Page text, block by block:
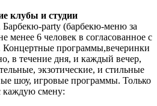
клубы и студии
party (барбекю-меню за
менее 6 человек в согласованное с
Концертные программы,вечеринки
в течение дня, и каждый вечер,
экзотические, и стильные
шоу, игровые программы. Только
каждую смену: